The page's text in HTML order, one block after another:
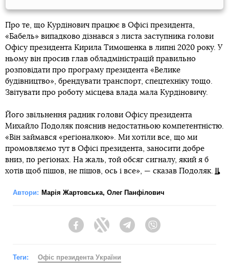
Про те, що Курдінович працює в Офісі президента,
«Бабель» випадково дізнався з листа заступника голови
Офісу президента Кирила Тимошенка в липні 2020 року. У
ньому він просив глав обладміністрацій правильно
розповідати про програму президента «Велике
будівництво», брендувати транспорт, спецтехніку тощо.
Звітувати про роботу місцева влада мала Курдіновичу.
Його звільнення радник голови Офісу президента
Михайло Подоляк пояснив недостатньою компетентністю.
«Він займався «регіоналкою». Ми хотіли все, що ми
промовляємо тут в Офісі президента, заносити добре
вниз, по регіонах. На жаль, той обсяг сигналу, який я б
хотів щоб пішов, не пішов, ось і все», — сказав Подоляк.
Автори: Марія Жартовська, Олег Панфілович
FacebookTwitter Telegram
Теги: Офіс президента України